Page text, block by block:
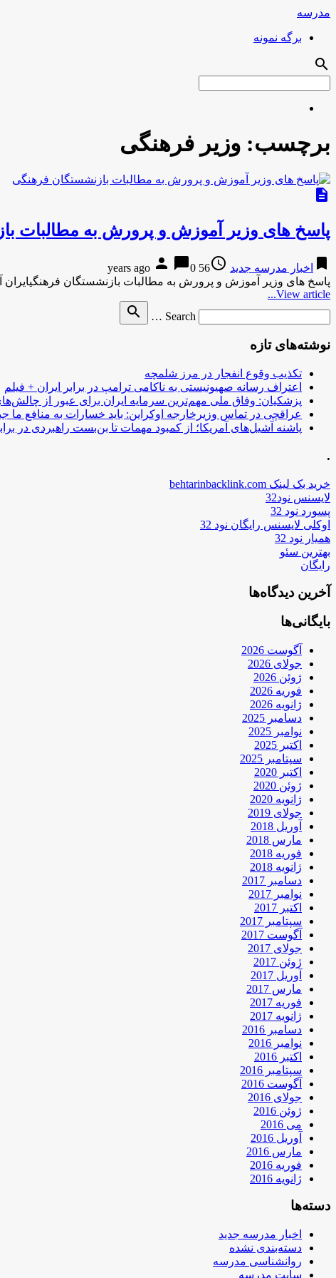
مدرسه
برگه نمونه
search
برچسب: وزیر فرهنگی
description
پاسخ های وزیر آموزش و پرورش به مطالبات
bookmark اخبار مدرسه جدید access_time
56 years ago
person chat_bubble0
پاسخ های وزیر آموزش و پرورش به مطالبات بازنشستگان
View article...
Search …
search
نوشته‌های تازه
تکذیب وقوع انفجار در مرز شلمچه
اعتراف رسانه صهیونیستی به ناکامی ترامپ در برابر ایران + فیلم
پزشکیان: وفاق ملی مهم‌ترین سرمایه ایران برای عبور از
عراقچی در تماس وزیرخارجه اوکراین: باید خسارات به منافع ما
پاشنه آشیل‌های آمریکا؛ از کمبود مهمات تا بن‌بست راهبردی در
.
خرید بک لینک behtarinbacklink.com
لایسنس نود32
پسورد نود 32
اوکلی لایسنس رایگان نود 32
همیار نود 32
بهترین سئو
رایگان
آخرین دیدگاه‌ها
بایگانی‌ها
آگوست 2026
جولای 2026
ژوئن 2026
فوریه 2026
ژانویه 2026
دسامبر 2025
نوامبر 2025
اکتبر 2025
سپتامبر 2025
اکتبر 2020
ژوئن 2020
ژانویه 2020
جولای 2019
آوریل 2018
مارس 2018
فوریه 2018
ژانویه 2018
دسامبر 2017
نوامبر 2017
اکتبر 2017
سپتامبر 2017
آگوست 2017
جولای 2017
ژوئن 2017
آوریل 2017
مارس 2017
فوریه 2017
ژانویه 2017
دسامبر 2016
نوامبر 2016
اکتبر 2016
سپتامبر 2016
آگوست 2016
جولای 2016
ژوئن 2016
می 2016
آوریل 2016
مارس 2016
فوریه 2016
ژانویه 2016
دسته‌ها
اخبار مدرسه جدید
دسته‌بندی نشده
روانشناسی مدرسه
سایت مدرسه